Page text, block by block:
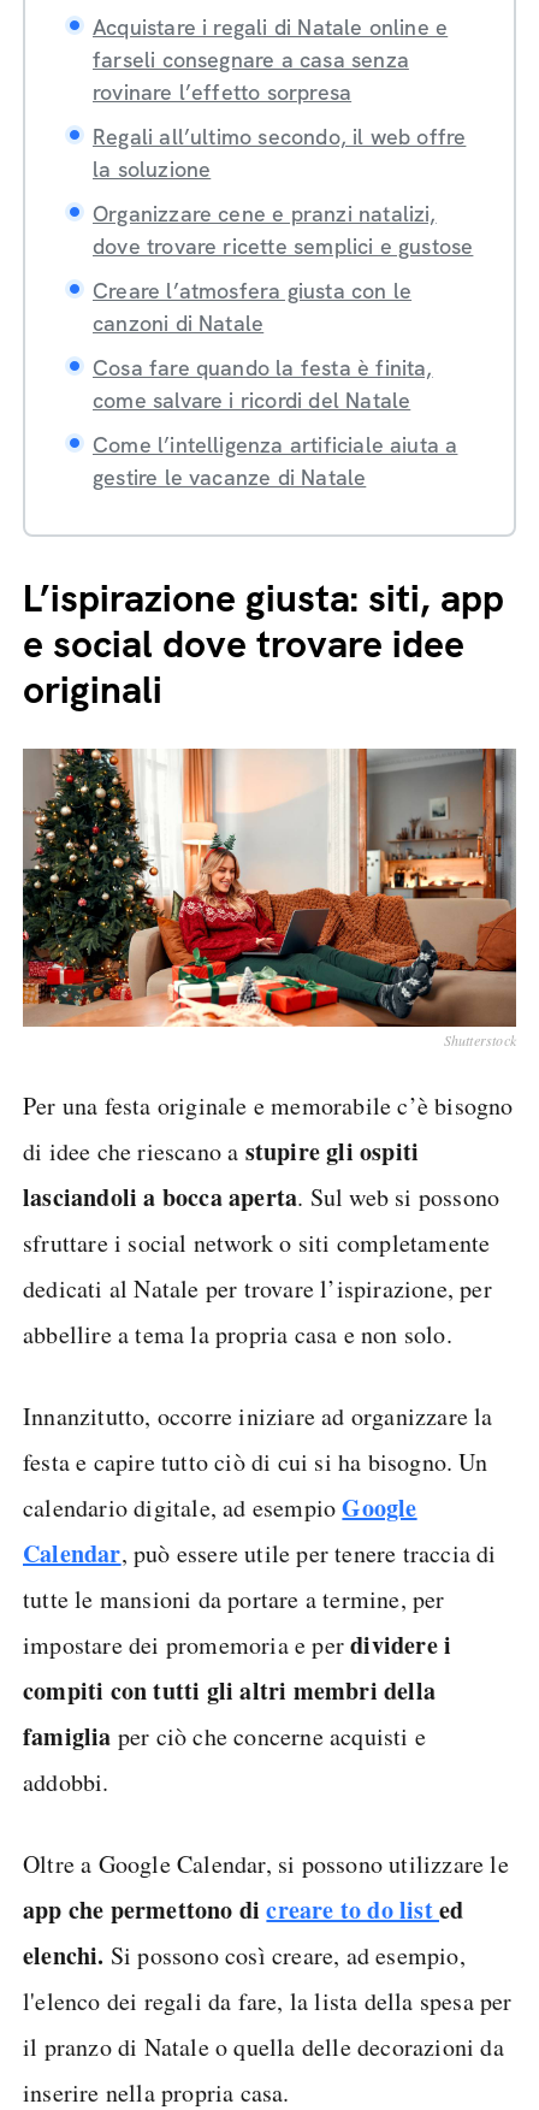
Acquistare i regali di Natale online e
farseli consegnare a casa senza
rovinare l’effetto sorpresa
Regali all’ultimo secondo, il web offre
la soluzione
Organizzare cene e pranzi natalizi,
dove trovare ricette semplici e gustose
Creare l’atmosfera giusta con le
canzoni di Natale
Cosa fare quando la festa è finita,
come salvare i ricordi del Natale
Come l’intelligenza artificiale aiuta a
gestire le vacanze di Natale
L’ispirazione giusta: siti, app
e social dove trovare idee
originali
Shutterstock
Per una festa originale e memorabile c’è bisogno
di idee che riescano a stupire gli ospiti
lasciandoli a bocca aperta. Sul web si possono
sfruttare i social network o siti completamente
dedicati al Natale per trovare l’ispirazione, per
abbellire a tema la propria casa e non solo.
Innanzitutto, occorre iniziare ad organizzare la
festa e capire tutto ciò di cui si ha bisogno. Un
calendario digitale, ad esempioGoogle
Calendar, può essere utile per tenere traccia di
tutte le mansioni da portare a termine, per
impostare dei promemoria e perdividere i
compiti con tutti gli altri membri della
famiglia per ciò che concerne acquisti e
addobbi.
Oltre a Google Calendar, si possono utilizzare le
app che permettono dicreare to do listed
elenchi. Si possono così creare, ad esempio,
l'elenco dei regali da fare, la lista della spesa per
il pranzo di Natale o quella delle decorazioni da
inserire nella propria casa.